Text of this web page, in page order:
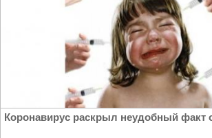
Коронавирус раскрыл неудобный факт